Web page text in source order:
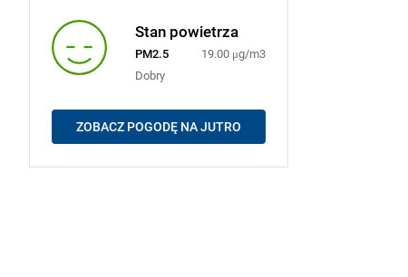
Stan powietrza
PM2.5
19.00 μg/m3
Dobry
ZOBACZ POGODĘ NA JUTRO